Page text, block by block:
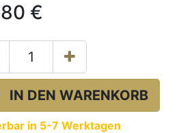
€
IN DEN WARENKORB
in 5-7 Werktagen